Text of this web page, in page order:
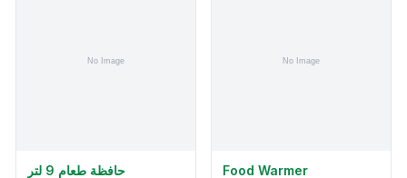
حافظة طعام 9 لتر Food Warmer